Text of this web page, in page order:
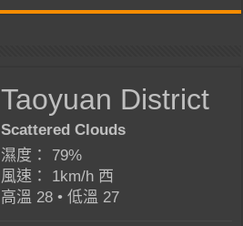
Taoyuan District
Scattered Clouds
濕度： 79%
風速： 1km/h 西
高溫 28 • 低溫 27